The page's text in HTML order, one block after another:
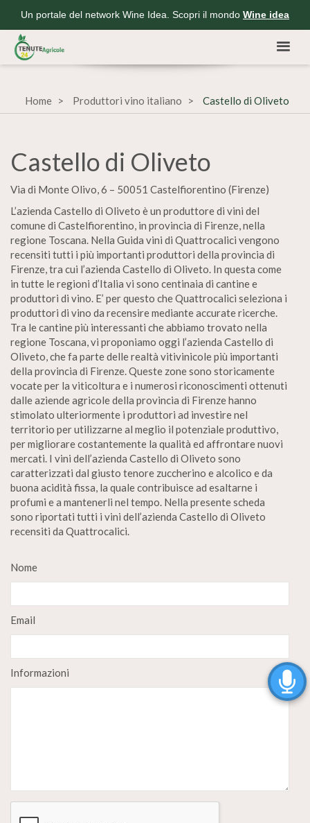
Un portale del network Wine Idea. Scopri il mondo Wine idea
Home Produttori vino italiano Castello di Oliveto
Castello di Oliveto
Via di Monte Olivo, 6 – 50051 Castelfiorentino (Firenze)
L’azienda Castello di Oliveto è un produttore di vini del
comune di Castelfiorentino, in provincia di Firenze, nella
regione Toscana. Nella Guida vini di Quattrocalici vengono
recensiti tutti i più importanti produttori della provincia di
Firenze, tra cui l’azienda Castello di Oliveto. In questa come
in tutte le regioni d’Italia vi sono centinaia di cantine e
produttori di vino. E’ per questo che Quattrocalici seleziona i
produttori di vino da recensire mediante accurate ricerche.
Tra le cantine più interessanti che abbiamo trovato nella
regione Toscana, vi proponiamo oggi l’azienda Castello di
Oliveto, che fa parte delle realtà vitivinicole più importanti
della provincia di Firenze. Queste zone sono storicamente
vocate per la viticoltura e i numerosi riconoscimenti ottenuti
dalle aziende agricole della provincia di Firenze hanno
stimolato ulteriormente i produttori ad investire nel
territorio per utilizzarne al meglio il potenziale produttivo,
per migliorare costantemente la qualità ed affrontare nuovi
mercati. I vini dell’azienda Castello di Oliveto sono
caratterizzati dal giusto tenore zuccherino e alcolico e da
buona acidità fissa, la quale contribuisce ad esaltarne i
profumi e a mantenerli nel tempo. Nella presente scheda
sono riportati tutti i vini dell’azienda Castello di Oliveto
recensiti da Quattrocalici.
Nome
Email
Informazioni